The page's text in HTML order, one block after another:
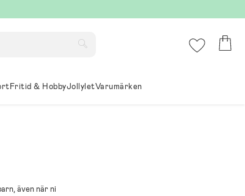
Fritid & HobbyJollyletVarumärken
även när ni